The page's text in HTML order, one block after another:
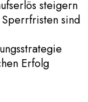
steigern
sind
Erfolg